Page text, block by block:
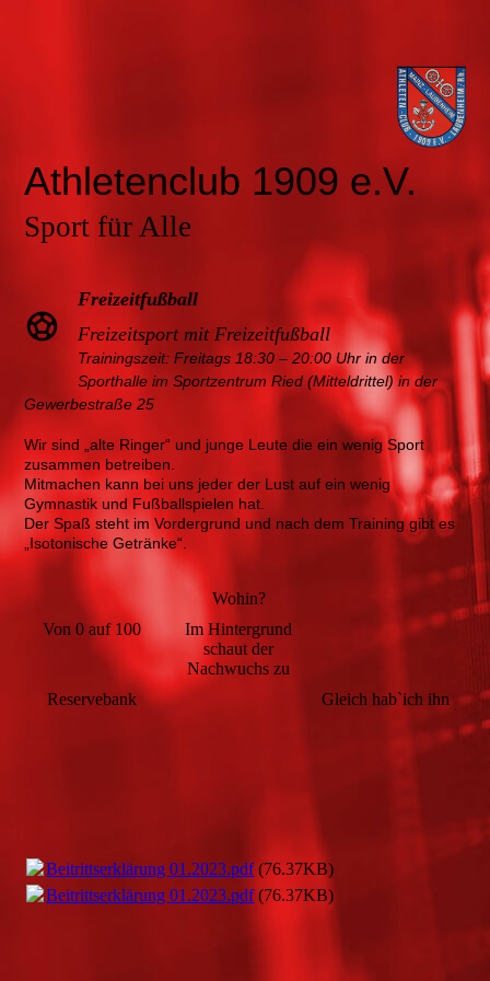
Athletenclub 1909 e.V.
Sport für Alle
Freizeitfußball
Freizeitsport mit Freizeitfußball
Trainingszeit: Freitags 18:30 – 20:00 Uhr in der
Sporthalle im Sportzentrum Ried (Mitteldrittel) in der
Gewerbestraße 25
Wir sind „alte Ringer“ und junge Leute die ein wenig Sport
zusammen betreiben.
Mitmachen kann bei uns jeder der Lust auf ein wenig
Gymnastik und Fußballspielen hat.
Der Spaß steht im Vordergrund und nach dem Training gibt es
„Isotonische Getränke“.
Wohin?
Von 0 auf 100
Im Hintergrund
schaut der
Nachwuchs zu
Reservebank
Gleich hab`ich ihn
Beitrittserklärung 01.2023.pdf(76.37KB)
Beitrittserklärung 01.2023.pdf(76.37KB)